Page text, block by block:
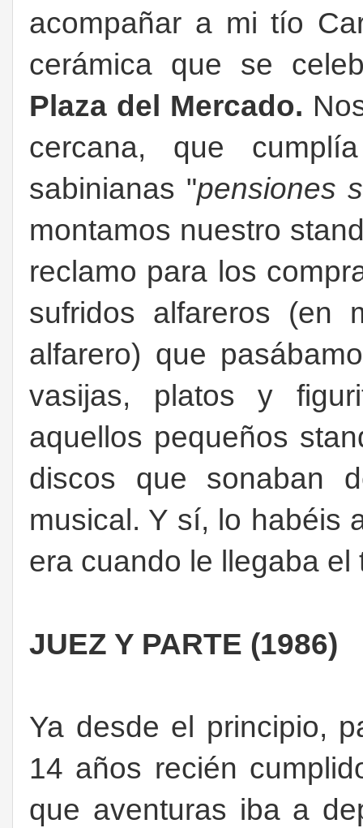
acompañar a mi tío
cerámica que se
Plaza del Mercado.
cercana, que
sabinianas "pensiones
montamos nuestro
reclamo para los
sufridos alfareros (en
alfarero) que
vasijas, platos y
aquellos pequeños
discos que sonaban
musical. Y sí, lo habéis
era cuando le llegaba
JUEZ Y PARTE (1986)
Ya desde el principio,
14 años recién
que aventuras iba a